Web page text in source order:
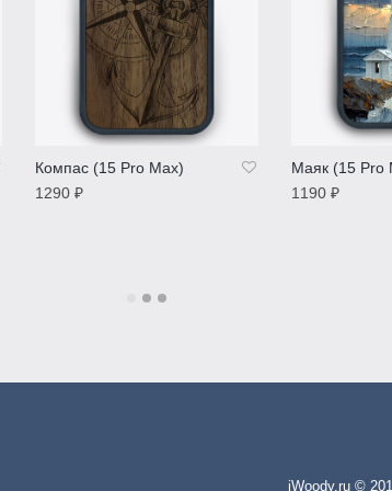
Компас (15 Pro Max)
1290 ₽
Маяк (15 Pro
1190 ₽
iWoody.ru ©